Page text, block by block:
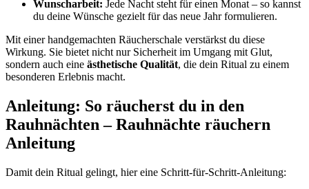
Wunscharbeit: Jede Nacht steht für einen Monat – so kannst
du deine Wünsche gezielt für das neue Jahr formulieren.
Mit einer handgemachten Räucherschale verstärkst du diese
Wirkung. Sie bietet nicht nur Sicherheit im Umgang mit Glut,
sondern auch eine ästhetische Qualität, die dein Ritual zu einem
besonderen Erlebnis macht.
Anleitung: So räucherst du in den
Rauhnächten – Rauhnächte räuchern
Anleitung
Damit dein Ritual gelingt, hier eine Schritt-für-Schritt-Anleitung: